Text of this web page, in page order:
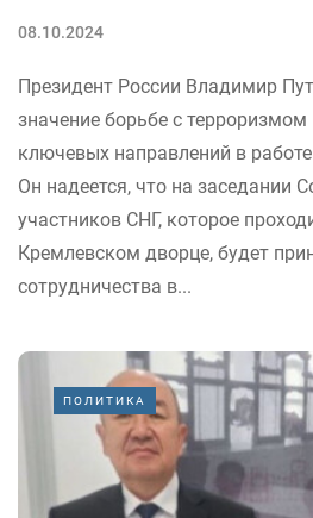
08.10.2024
Президент России Владимир
значение борьбе с
ключевых направлений в
Он надеется, что на заседании
участников СНГ, которое
Кремлевском дворце, будет
сотрудничества в...
ПОЛИТИКА